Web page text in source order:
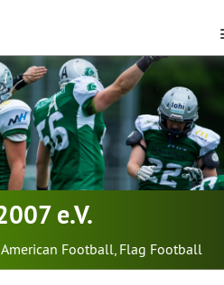
e.V.
American Football, Flag Football